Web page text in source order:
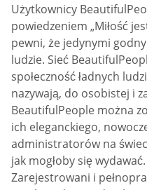
Użytkownicy
powiedzeniem „Miłość
pewni, że jedynymi
ludzie. Sieć
społeczność ładnych
nazywają, do osobistej i
BeautifulPeople można
ich eleganckiego,
administratorów na
jak mogłoby się
Zarejestrowani i